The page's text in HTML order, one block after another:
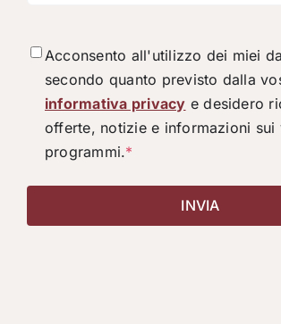
Consenso*
Acconsento all'utilizzo dei miei
secondo quanto previsto dalla
informativa privacy e desidero
offerte, notizie e informazioni sui
programmi.*